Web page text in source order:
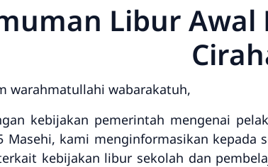
Libur Awal
warahmatullahi wabarakatuh,
kebijakan pemerintah mengenai
Masehi, kami menginformasikan
kebijakan libur sekolah dan